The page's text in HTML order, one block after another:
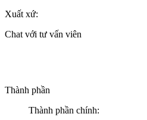
Xuất xứ:
Chat với tư vấn viên
Thành phần
Thành phần chính: